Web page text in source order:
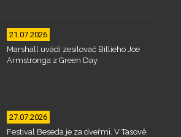
21.07.2026
Marshall uvádí zesilovač Billieho Joe
Armstronga z Green Day
27.07.2026
Festival Beseda je za dveřmi. V Tasově